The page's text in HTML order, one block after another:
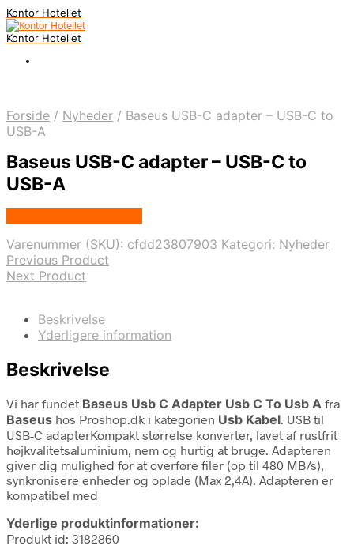
Kontor Hotellet
Kontor Hotellet
Forside / Nyheder / Baseus USB-C adapter – USB-C to
USB-A
Baseus USB-C adapter – USB-C to
USB-A
Varenummer (SKU): cfdd23807903 Kategori: Nyheder
Previous Product
Next Product
Beskrivelse
Yderligere information
Beskrivelse
Vi har fundet Baseus Usb C Adapter Usb C To Usb A fra
Baseus hos Proshop.dk i kategorien Usb Kabel. USB til
USB-C adapterKompakt størrelse konverter, lavet af rustfrit
højkvalitetsaluminium, nem og hurtig at bruge. Adapteren
giver dig mulighed for at overføre filer (op til 480 MB/s),
synkronisere enheder og oplade (Max 2,4A). Adapteren er
kompatibel med
Yderlige produktinformationer:
Produkt id: 3182860